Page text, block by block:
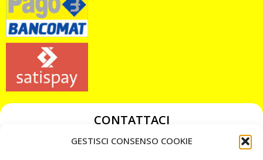
GESTISCI CONSENSO COOKIE
CONTATTACI
349 3863811